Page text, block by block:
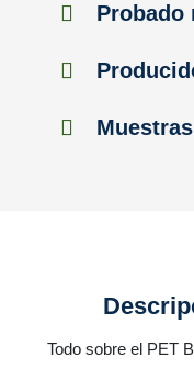
Probado
Todo sobre el PET